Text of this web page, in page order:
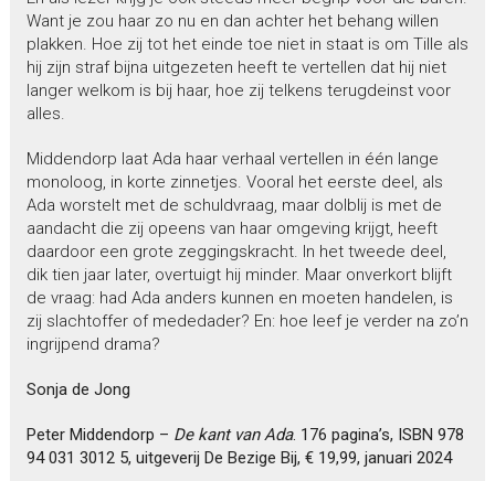
Want je zou haar zo nu en dan achter het behang willen
plakken. Hoe zij tot het einde toe niet in staat is om Tille als
hij zijn straf bijna uitgezeten heeft te vertellen dat hij niet
langer welkom is bij haar, hoe zij telkens terugdeinst voor
alles.
Middendorp laat Ada haar verhaal vertellen in één lange
monoloog, in korte zinnetjes. Vooral het eerste deel, als
Ada worstelt met de schuldvraag, maar dolblij is met de
aandacht die zij opeens van haar omgeving krijgt, heeft
daardoor een grote zeggingskracht. In het tweede deel,
dik tien jaar later, overtuigt hij minder. Maar onverkort blijft
de vraag: had Ada anders kunnen en moeten handelen, is
zij slachtoffer of mededader? En: hoe leef je verder na zo’n
ingrijpend drama?
Sonja de Jong
Peter Middendorp – De kant van Ada. 176 pagina’s, ISBN 978
94 031 3012 5, uitgeverij De Bezige Bij, € 19,99, januari 2024